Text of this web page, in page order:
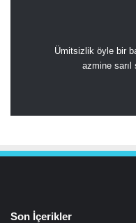
Ümitsizlik öyle bir
azmine sarıl
Son İçerikler